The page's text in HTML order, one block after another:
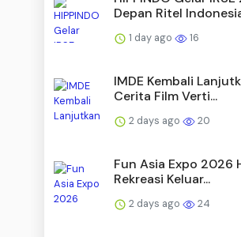
Depan Ritel
1 day ago 16
IMDE Kembali
Cerita Film Verti...
2 days ago 20
Fun Asia Expo 2026
Rekreasi Keluar...
2 days ago 24